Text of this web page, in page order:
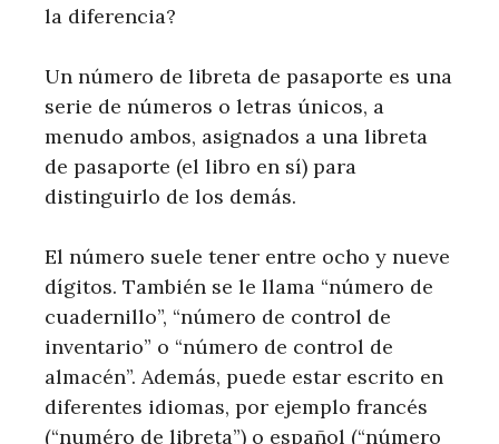
la diferencia?
Un número de libreta de pasaporte es una
serie de números o letras únicos, a
menudo ambos, asignados a una libreta
de pasaporte (el libro en sí) para
distinguirlo de los demás.
El número suele tener entre ocho y nueve
dígitos. También se le llama “número de
cuadernillo”, “número de control de
inventario” o “número de control de
almacén”. Además, puede estar escrito en
diferentes idiomas, por ejemplo francés
(“numéro de libreta”) o español (“número